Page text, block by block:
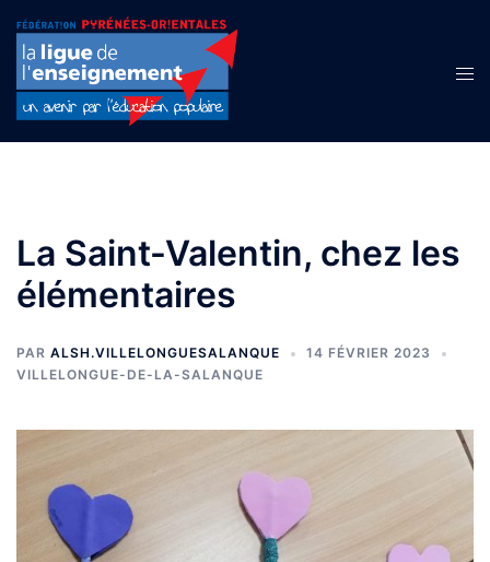
contenu
La Saint-Valentin, chez les
élémentaires
PAR ALSH.VILLELONGUESALANQUE
14 FÉVRIER 2023
VILLELONGUE-DE-LA-SALANQUE